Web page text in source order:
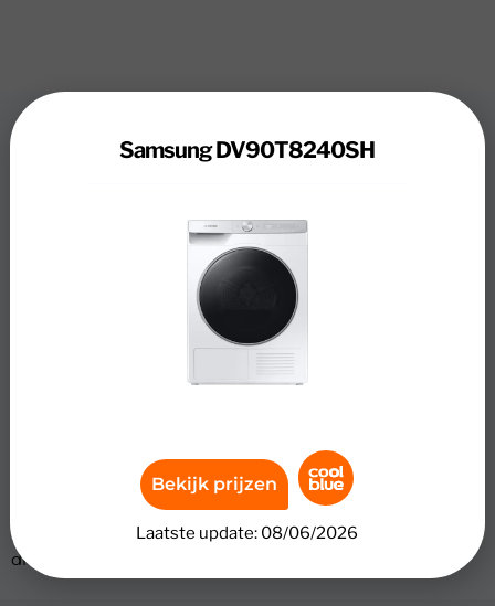
Review
Samsung DV90T8240SH
Met de Samsung DV90T8240SH 8000 serie droog je
energiezuinig je wasgoed, zelfs wanneer je slaapt. Met
het Silent Dry programma droog je gemakkelijk een
lading was zonder je nachtrust te verstoren. Het
programma past het toerental aan waardoor de droger
slechts 60 decibel aan geluid produceert. Dankzij de
Door de AI Control technologie gebruik je altijd het juiste
droogprogramma. Het apparaat adviseert je via de app
over de beste keuze voor jouw was en onthoudt je
gewoontes. Ook houdt de voortgang van het
droogprogramma gemakkelijk in de gaten.
Samsung DV90T8240SH
Bekijk prijzen
Laatste update: 08/06/2026